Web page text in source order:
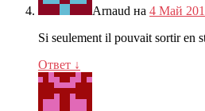
Arnaud на 4 Май
Si seulement il pouvait sortir en
Ответ ↓